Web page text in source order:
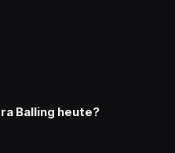
Balling heute?